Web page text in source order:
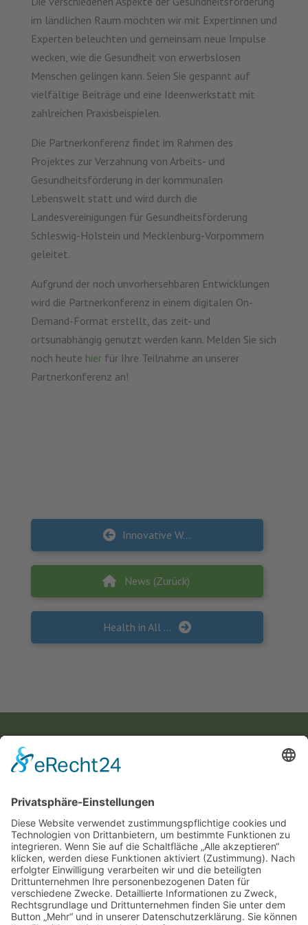
im ländlichen Raum möchten wir mit Expertinnen und
Experten beleuchten und gemeinsam neue Impulse
wecken, wie die Gesundheit von erwerbslosen
Menschen gelingen kann. Seien Sie gespannt auf
vielfältige Beiträge und eine Ideenwerkstatt mit
zahlreichen Praxisbeispielen.
Die Partnerkonferenz findet im Rahmen des
Projektes zur Verzahnung von Arbeits- und
Gesundheitsförderung in der kommunalen
Lebenswelt statt und wird durch die
Landesvereinigungen für Gesundheitsförderung
Schleswig-Holstein und Mecklenburg-Vorpommern
geleitet.
Aufgrund der noch unvorhersehbaren Entwicklungen
wird die Partnerkonferenz in einem digitalen On-
Demand-Format erstellt, das zeit- und
ortsunabhängig genutzt werden kann. Melden Sie sich
noch heute hierfür Ihre Teilnahme an unserer
Partnerkonferenz an!
Innovative Werkstatt Zukunftsthema Mobilität im ländlichen Raum: 24. Juni 2021, 09:00–13:30 Uhr
News (Zurück)
Health in All Policies: deutschsprachiges Standardwerk erschienen
Landesvereinigung für Gesundheitsförderung
Mecklenburg-Vorpommern e. V.
Wismarsche Straße 170
19053 Schwerin
info@lvg-mv.de
0385 2007 386 0